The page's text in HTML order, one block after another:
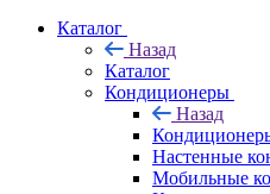
Каталог
Назад
Каталог
Кондиционеры
Назад
Настенные
Мобильные